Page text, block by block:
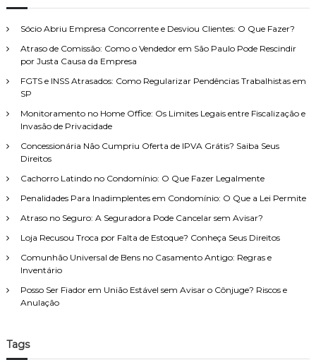
u
s
a
p
r
s
r
Sócio Abriu Empresa Concorrente e Desviou Clientes: O Que Fazer?
Atraso de Comissão: Como o Vendedor em São Paulo Pode Rescindir
por Justa Causa da Empresa
FGTS e INSS Atrasados: Como Regularizar Pendências Trabalhistas em
SP
Monitoramento no Home Office: Os Limites Legais entre Fiscalização e
Invasão de Privacidade
Concessionária Não Cumpriu Oferta de IPVA Grátis? Saiba Seus
Direitos
Cachorro Latindo no Condomínio: O Que Fazer Legalmente
Penalidades Para Inadimplentes em Condomínio: O Que a Lei Permite
Atraso no Seguro: A Seguradora Pode Cancelar sem Avisar?
Loja Recusou Troca por Falta de Estoque? Conheça Seus Direitos
Comunhão Universal de Bens no Casamento Antigo: Regras e
Inventário
Posso Ser Fiador em União Estável sem Avisar o Cônjuge? Riscos e
Anulação
Tags